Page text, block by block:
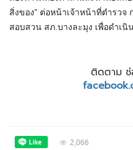
สิ่งของ” ต่อหน้าเจ้าหน้าที่ตำรว
สอบสวน สภ.บางละมุง เพื่อดำเ
ติดตาม
2,066